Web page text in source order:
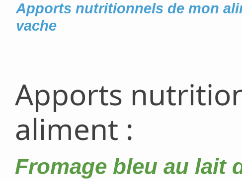
Apports nutritionnels de mon
vache
Apports
aliment :
Fromage bleu au lait